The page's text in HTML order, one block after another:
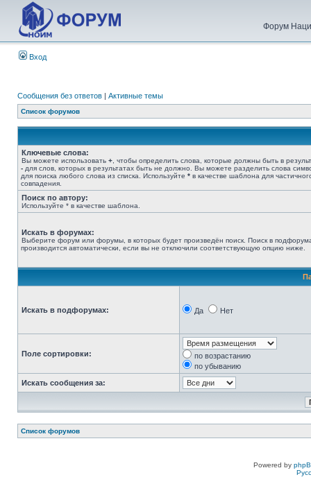
Форум
Вход
Сообщения без ответов | Активные темы
Список форумов
Ключевые слова:
Вы можете использовать + , чтобы определить слова, которые должны быть в
- для слов, которых в результатах быть не должно. Вы можете разделить слова
для поиска любого слова из списка. Используйте * в качестве шаблона для
совпадения.
Поиск по автору:
Используйте * в качестве шаблона.
Искать в форумах:
Выберите форум или форумы, в которых будет произведён поиск. Поиск в
производится автоматически, если вы не отключили соответствующую опцию ниже.
Искать в подфорумах: Да Нет
Поле сортировки:
по возрастанию
по убыванию
Искать сообщения за:
Список форумов
Powered by